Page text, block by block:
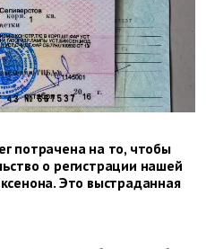
потрачена на то, чтобы
о регистрации нашей
Это выстраданная